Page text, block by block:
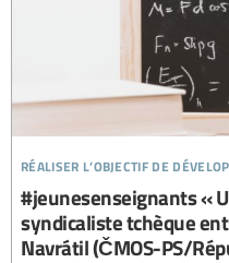
réaliser l’objectif de
#jeunesenseignants «
syndicaliste tchèque
Navrátil (ČMOS-PS/